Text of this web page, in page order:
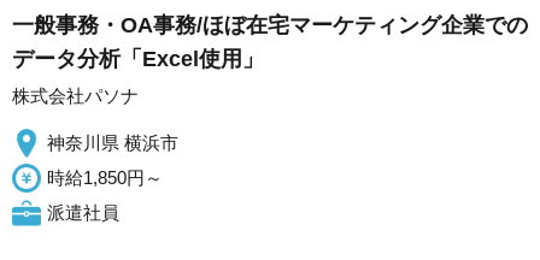
一般事務・OA事務/ほぼ在宅マーケティング企業での
データ分析「Excel使用」
株式会社パソナ
神奈川県 横浜市
時給1,850円～
派遣社員